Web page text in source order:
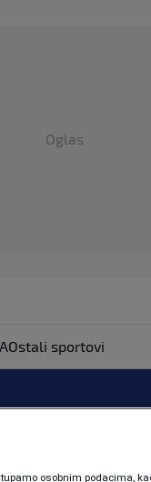
Oglas
Ostali sportovi
osobnim podacima,